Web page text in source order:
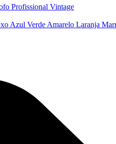
Profissional Vintage
Azul Verde Amarelo Laranja